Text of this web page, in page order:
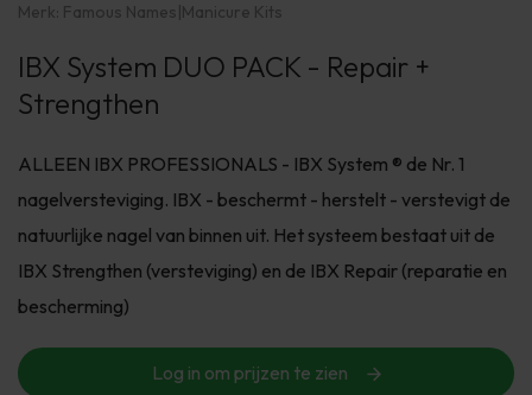
Merk: Famous Names|Manicure Kits
IBX System DUO PACK - Repair +
Strengthen
ALLEEN IBX PROFESSIONALS - IBX System ® de Nr. 1
nagelversteviging. IBX - beschermt - herstelt - verstevigt de
natuurlijke nagel van binnen uit. Het systeem bestaat uit de
IBX Strengthen (versteviging) en de IBX Repair (reparatie en
bescherming)
Log in om prijzen te zien